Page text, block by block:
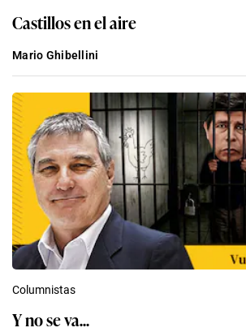
Castillos en el aire
Mario Ghibellini
Columnistas
Y no se va...